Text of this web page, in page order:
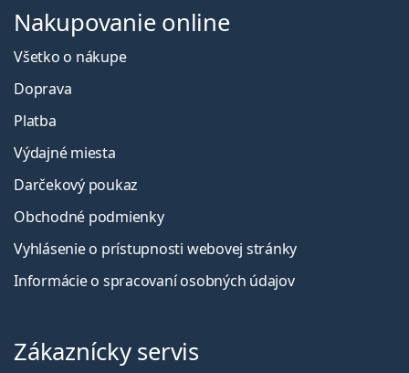
Nakupovanie online
Všetko o nákupe
Doprava
Platba
Výdajné miesta
Darčekový poukaz
Obchodné podmienky
Vyhlásenie o prístupnosti webovej stránky
Informácie o spracovaní osobných údajov
Zákaznícky servis